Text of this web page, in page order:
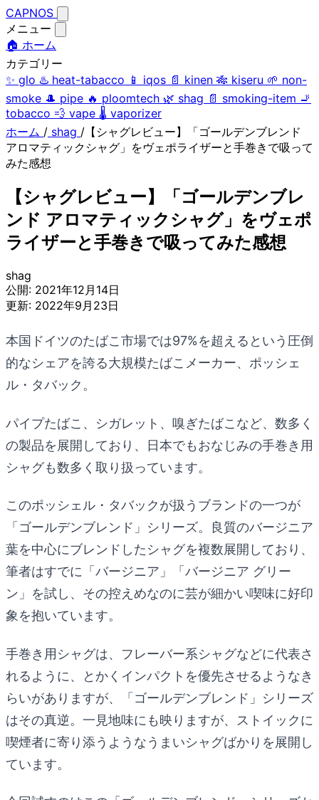
CAPNOS
メニュー
🏠 ホーム
カテゴリー
✨ glo ♨️ heat-tabacco 📱 iqos 📄 kinen 🎋 kiseru 🌱 non-
smoke 🎩 pipe 🔥 ploomtech 🌿 shag 📄 smoking-item 🚬
tobacco 💨 vape 🌡️ vaporizer
ホーム / shag / 【シャグレビュー】「ゴールデンブレンド
アロマティックシャグ」をヴェポライザーと手巻きで吸って
みた感想
【シャグレビュー】「ゴールデンブレ
ンド アロマティックシャグ」をヴェポ
ライザーと手巻きで吸ってみた感想
shag
公開: 2021年12月14日
更新: 2022年9月23日
本国ドイツのたばこ市場では97%を超えるという圧倒
的なシェアを誇る大規模たばこメーカー、ポッシェ
ル・タバック。
パイプたばこ、シガレット、嗅ぎたばこなど、数多く
の製品を展開しており、日本でもおなじみの手巻き用
シャグも数多く取り扱っています。
このポッシェル・タバックが扱うブランドの一つが
「ゴールデンブレンド」シリーズ。良質のバージニア
葉を中心にブレンドしたシャグを複数展開しており、
筆者はすでに「バージニア」「バージニア グリー
ン」を試し、その控えめなのに芸が細かい喫味に好印
象を抱いています。
手巻き用シャグは、フレーバー系シャグなどに代表さ
れるように、とかくインパクトを優先させるようなき
らいがありますが、「ゴールデンブレンド」シリーズ
はその真逆。一見地味にも映りますが、ストイックに
喫煙者に寄り添うようなうまいシャグばかりを展開し
ています。